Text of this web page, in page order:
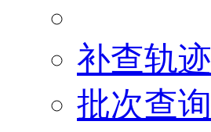
补查轨迹
批次查询